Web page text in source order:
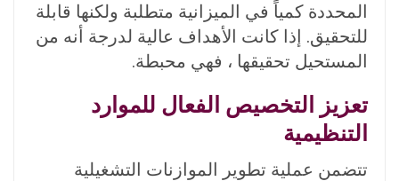
المحددة كمياً في الميزانية متطلبة ولكنها قابلة
للتحقيق. إذا كانت الأهداف عالية لدرجة أنه من
المستحيل تحقيقها ، فهي محبطة.
تعزيز التخصيص الفعال للموارد
التنظيمية
تتضمن عملية تطوير الموازنات التشغيلية